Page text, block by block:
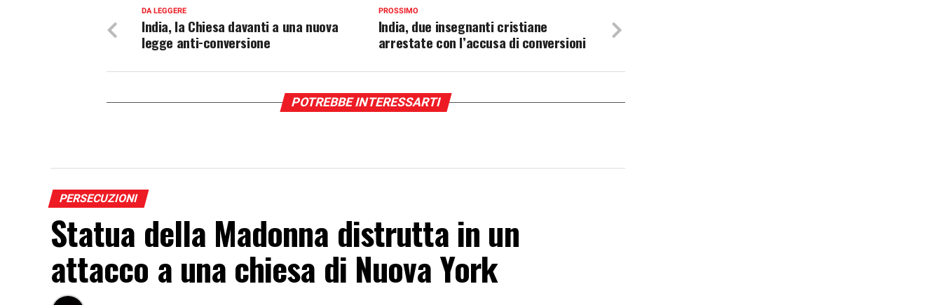
PROSSIMO
India, due insegnanti cristiane
arrestate con l’accusa di conversioni
DA LEGGERE
India, la Chiesa davanti a una nuova
legge anti-conversione
POTREBBE INTERESSARTI
PERSECUZIONI
Statua della Madonna distrutta in un
attacco a una chiesa di Nuova York